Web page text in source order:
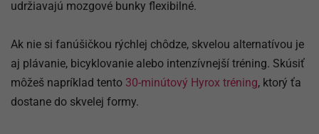
udržiavajú mozgové bunky flexibilné.
Ak nie si fanúšičkou rýchlej chôdze, skvelou alternatívou je
aj plávanie, bicyklovanie alebo intenzívnejší tréning. Skúsiť
môžeš napríklad tento 30-minútový Hyrox tréning, ktorý ťa
dostane do skvelej formy.